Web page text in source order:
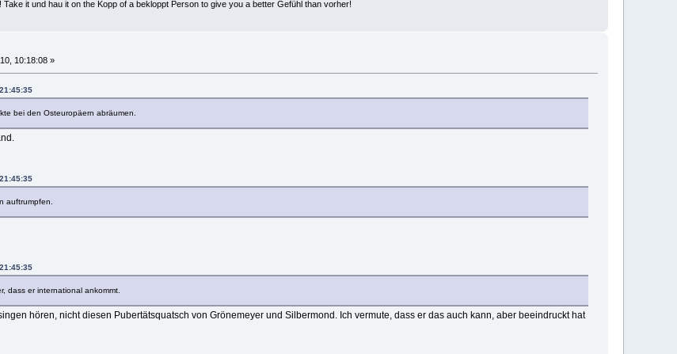
it und hau it on the Kopp of a bekloppt Person to give you a better Gefühl than vorher!
10:18:08 »
bei den Osteuropäern abräumen.
auftrumpfen.
dass er international ankommt.
hören, nicht diesen Pubertätsquatsch von Grönemeyer und Silbermond. Ich vermute, dass er das auch kann, aber beeindruckt hat